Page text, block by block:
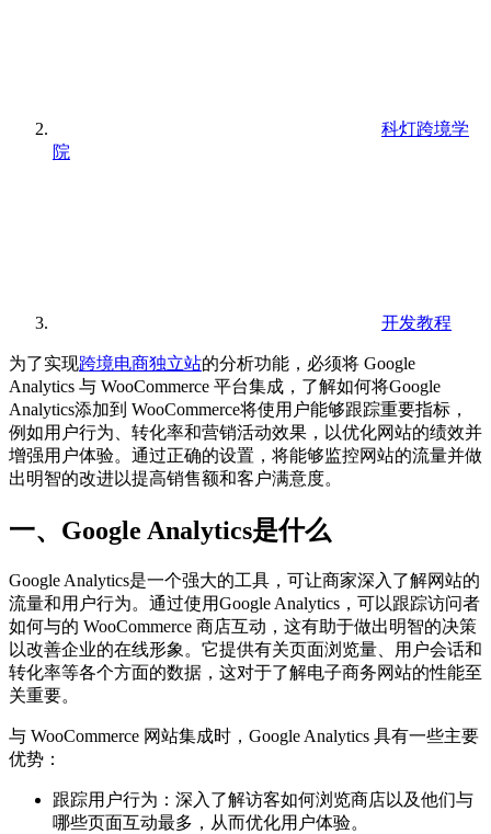
科灯跨境学
院
开发教程
为了实现跨境电商独立站的分析功能，必须将 Google
Analytics 与 WooCommerce 平台集成，了解如何将Google
Analytics添加到 WooCommerce将使用户能够跟踪重要指标，
例如用户行为、转化率和营销活动效果，以优化网站的绩效并
增强用户体验。通过正确的设置，将能够监控网站的流量并做
出明智的改进以提高销售额和客户满意度。
一、Google Analytics是什么
Google Analytics是一个强大的工具，可让商家深入了解网站的
流量和用户行为。通过使用Google Analytics，可以跟踪访问者
如何与的 WooCommerce 商店互动，这有助于做出明智的决策
以改善企业的在线形象。它提供有关页面浏览量、用户会话和
转化率等各个方面的数据，这对于了解电子商务网站的性能至
关重要。
与 WooCommerce 网站集成时，Google Analytics 具有一些主要
优势：
跟踪用户行为：深入了解访客如何浏览商店以及他们与
哪些页面互动最多，从而优化用户体验。